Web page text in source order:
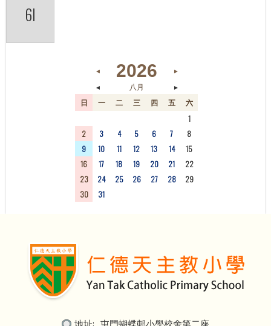
6I
◄ 2026
►
◄
八月 ►
日 一 二 三 四 五
六
1
2
3 4 5 6 7
8
9
10 11 12 13 14
15
16
17 18 19 20 21
22
23
24 25 26 27 28
29
30
31
地址: 屯門蝴蝶邨小學校舍第二座